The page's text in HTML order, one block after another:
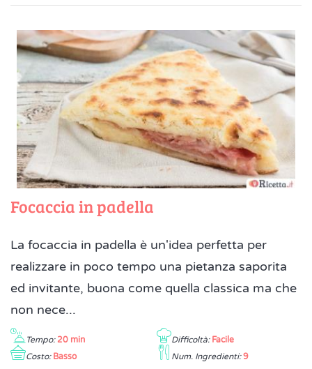
Focaccia in padella
La focaccia in padella è un'idea perfetta per
realizzare in poco tempo una pietanza saporita
ed invitante, buona come quella classica ma che
non nece...
Tempo: 20 min Difficoltà: Facile
Costo: Basso Num. Ingredienti: 9